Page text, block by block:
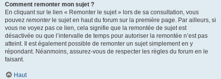
Comment remonter mon sujet ?
En cliquant sur le lien « Remonter le sujet » lors de sa consultation, vous
pouvez remonterle sujet en haut du forum sur la première page. Par ailleurs, si
vous ne voyez pas ce lien, cela signifie que la remontée de sujet est
désactivée ou que l’intervalle de temps pour autoriser la remontée n’est pas
atteint. Il est également possible de remonter un sujet simplement en y
répondant. Néanmoins, assurez-vous de respecter les règles du forum en le
faisant.
Haut